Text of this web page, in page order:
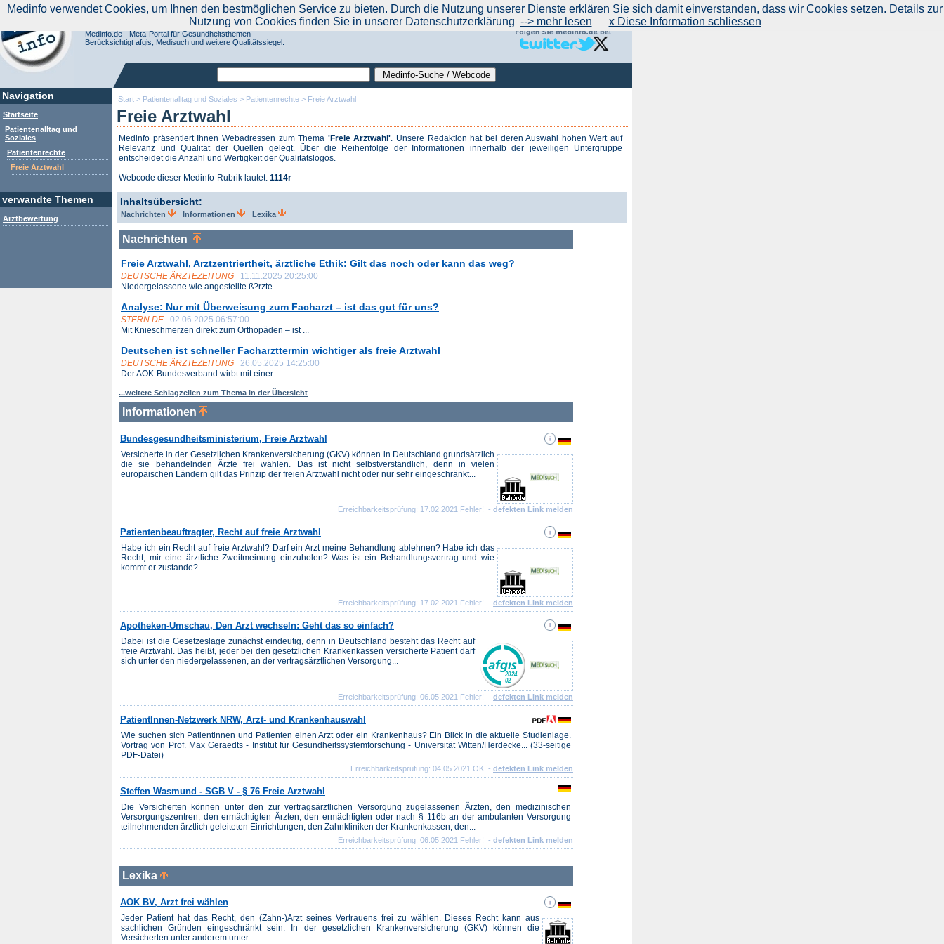
Start > Patientenalltag und Soziales > Patientenrechte > Freie Arztwahl
Freie Arztwahl
Medinfo präsentiert Ihnen Webadressen zum Thema 'Freie Arztwahl'. Unsere Redaktion hat bei deren Auswahl hohen Wert auf
Relevanz und Qualität der Quellen gelegt. Über die Reihenfolge der Informationen innerhalb der jeweiligen Untergruppe
entscheidet die Anzahl und Wertigkeit der Qualitätslogos.
Webcode dieser Medinfo-Rubrik lautet: 1114r
Inhaltsübersicht:
Nachrichten Informationen Lexika
Nachrichten
Freie Arztwahl, Arztzentriertheit, ärztliche Ethik: Gilt das noch oder kann das weg?
DEUTSCHE ÄRZTEZEITUNG
11.11.2025 20:25:00
Niedergelassene wie angestellte ß?rzte ...
Analyse: Nur mit Überweisung zum Facharzt – ist das gut für uns?
STERN.DE
02.06.2025 06:57:00
Mit Knieschmerzen direkt zum Orthopäden – ist ...
Deutschen ist schneller Facharzttermin wichtiger als freie Arztwahl
DEUTSCHE ÄRZTEZEITUNG
26.05.2025 14:25:00
Der AOK-Bundesverband wirbt mit einer ...
...weitere Schlagzeilen zum Thema in der Übersicht
Informationen
Bundesgesundheitsministerium, Freie Arztwahl
Versicherte in der Gesetzlichen Krankenversicherung (GKV) können in Deutschland grundsätzlich
die sie behandelnden Ärzte frei wählen. Das ist nicht selbstverständlich, denn in vielen
europäischen Ländern gilt das Prinzip der freien Arztwahl nicht oder nur sehr eingeschränkt...
Erreichbarkeitsprüfung: 17.02.2021 Fehler! - defekten Link melden
Patientenbeauftragter, Recht auf freie Arztwahl
Habe ich ein Recht auf freie Arztwahl? Darf ein Arzt meine Behandlung ablehnen? Habe ich das
Recht, mir eine ärztliche Zweitmeinung einzuholen? Was ist ein Behandlungsvertrag und wie
kommt er zustande?...
Erreichbarkeitsprüfung: 17.02.2021 Fehler! - defekten Link melden
Apotheken-Umschau, Den Arzt wechseln: Geht das so einfach?
Dabei ist die Gesetzeslage zunächst eindeutig, denn in Deutschland besteht das Recht auf
freie Arztwahl. Das heißt, jeder bei den gesetzlichen Krankenkassen versicherte Patient darf
sich unter den niedergelassenen, an der vertragsärztlichen Versorgung...
Erreichbarkeitsprüfung: 06.05.2021 Fehler! - defekten Link melden
PatientInnen-Netzwerk NRW, Arzt- und Krankenhauswahl
Wie suchen sich Patientinnen und Patienten einen Arzt oder ein Krankenhaus? Ein Blick in die aktuelle Studienlage.
Vortrag von Prof. Max Geraedts - Institut für Gesundheitssystemforschung - Universität Witten/Herdecke... (33-seitige
PDF-Datei)
Erreichbarkeitsprüfung: 04.05.2021 OK - defekten Link melden
Steffen Wasmund - SGB V - § 76 Freie Arztwahl
Die Versicherten können unter den zur vertragsärztlichen Versorgung zugelassenen Ärzten, den medizinischen
Versorgungszentren, den ermächtigten Ärzten, den ermächtigten oder nach § 116b an der ambulanten Versorgung
teilnehmenden ärztlich geleiteten Einrichtungen, den Zahnkliniken der Krankenkassen, den...
Erreichbarkeitsprüfung: 06.05.2021 Fehler! - defekten Link melden
Lexika
AOK BV, Arzt frei wählen
Jeder Patient hat das Recht, den (Zahn-)Arzt seines Vertrauens frei zu wählen. Dieses Recht kann aus
sachlichen Gründen eingeschränkt sein: In der gesetzlichen Krankenversicherung (GKV) können die
Versicherten unter anderem unter...
Navigation
Startseite
Patientenalltag und
Soziales
Patientenrechte
Freie Arztwahl
verwandte Themen
Arztbewertung
Aktuelle Nachrichten|Nachrichtentrend | werben auf Medinfo|Anbieter hinzufügen (Gratis!)|über Medinfo|Feedback
Suchen Sie noch oder Finden Sie schon?
Medinfo.de - Meta-Portal für Gesundheitsthemen
Berücksichtigt afgis, Medisuch und weitere Qualitätssiegel
Medinfo verwendet Cookies, um Ihnen den bestmöglichen Service zu bieten. Durch die Nutzung unserer Dienste erklären Sie sich damit einverstanden, dass wir Cookies setzen. Details zur
Nutzung von Cookies finden Sie in unserer Datenschutzerklärung --> mehr lesen x Diese Information schliessen